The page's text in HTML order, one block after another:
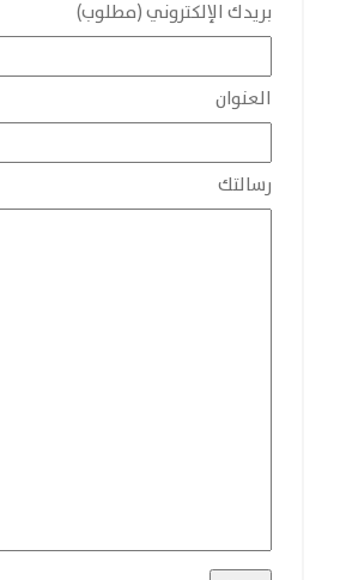
بريدك الإلكتروني (مطلوب)
العنوان
رسالتك